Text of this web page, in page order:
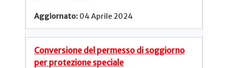
04 Aprile 2024
Conversione del permesso di soggiorno
per protezione speciale